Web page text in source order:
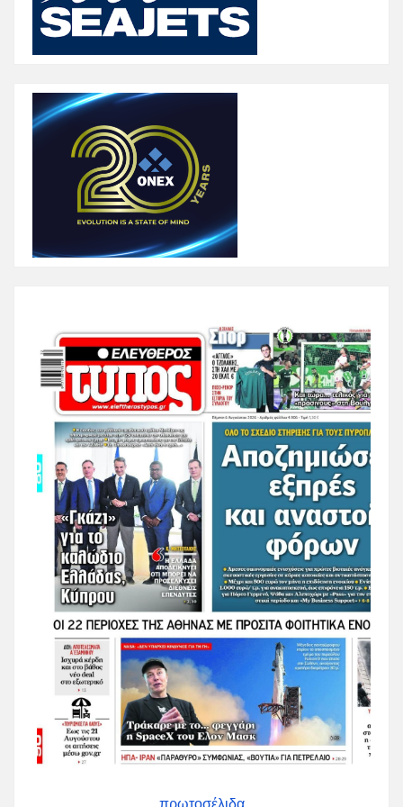
πρωτοσέλιδα